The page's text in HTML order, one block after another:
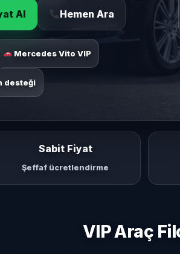
Al Hemen Ara
Mercedes Vito VIP
desteği
Sabit Fiyat
Şeffaf ücretlendirme
VIP Araç